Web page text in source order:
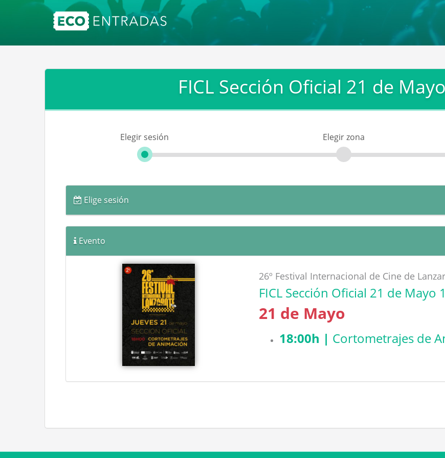
FICL Sección Oficial 21 de
Elegir sesión Elegir zona
Elige sesión
Evento
26º Festival Internacional de Cine de
FICL Sección Oficial 21 de Mayo
21 de Mayo
18:00h | Cortometrajes de